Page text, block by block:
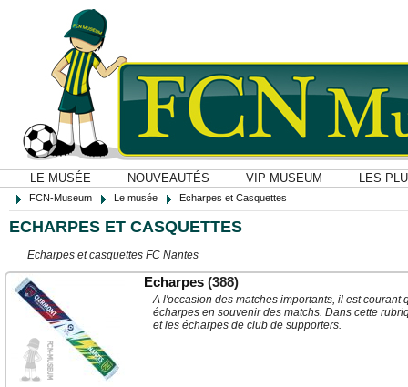
LE MUSÉE NOUVEAUTÉS VIP MUSEUM LES
FCN-Museum Le musée Echarpes et Casquettes
ECHARPES ET CASQUETTES
Echarpes et casquettes FC Nantes
Echarpes (388)
A l'occasion des matches importants, il est
écharpes en souvenir des matchs. Dans cette
et les écharpes de club de supporters.